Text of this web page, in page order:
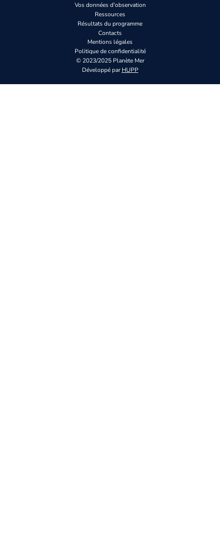
Vos données d'observation
Ressources
Résultats du programme
Contacts
Mentions légales
Politique de confidentialité
© 2023/2025 Planète Mer
Développé parHUPP